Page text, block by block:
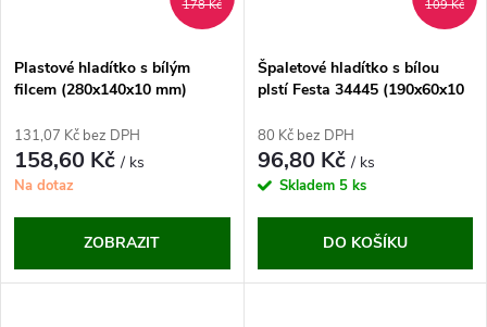
178 Kč
Plastové hladítko s bílým
filcem (280x140x10 mm)
131,07 Kč bez DPH
158,60 Kč/ ks
Na dotaz
ZOBRAZIT
109 Kč
Špaletové hladítko s bílou
plstí Festa 34445 (190x60x10
80 Kč bez DPH
96,80 Kč/ ks
Skladem 5 ks
DO KOŠÍKU